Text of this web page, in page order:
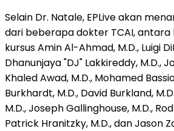
Selain Dr. Natale, EPLive akan
dari beberapa dokter TCAI,
kursus Amin Al-Ahmad, M.D., Luigi
Dhanunjaya "DJ" Lakkireddy, M.D.,
Khaled Awad, M.D., Mohamed
Burkhardt, M.D., David Burkland,
M.D., Joseph Gallinghouse, M.D.,
Patrick Hranitzky, M.D., dan Jason